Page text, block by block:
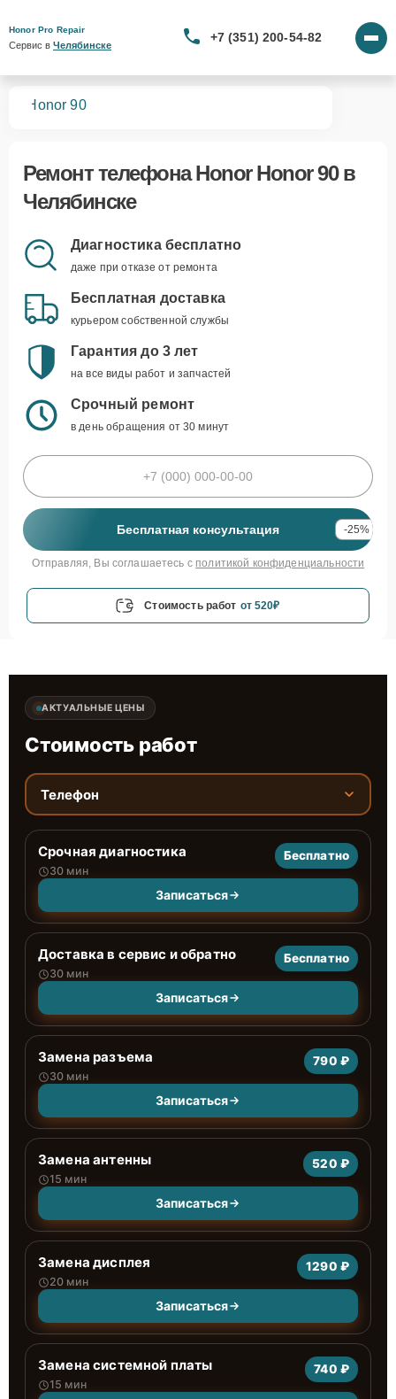
Honor Pro Repair
Сервис в Челябинске
+7 (351) 200-54-82
Honor 90
Ремонттелефона Honor Honor 90в
Челябинске
Диагностика бесплатно
даже при отказе от ремонта
Бесплатная доставка
курьером собственной службы
Гарантия до 3 лет
на все виды работ и запчастей
Срочный ремонт
в день обращения от 30 минут
Бесплатная консультация -25%
Отправляя, Вы соглашаетесь с политикой конфиденциальности
Стоимость работ от 520₽
АКТУАЛЬНЫЕ ЦЕНЫ
Стоимость работ
Телефон
Срочная диагностика
30 мин
Бесплатно
Записаться
Доставка в сервис и обратно
30 мин
Бесплатно
Записаться
Замена разъема
30 мин
790 ₽
Записаться
Замена антенны
15 мин
520 ₽
Записаться
Замена дисплея
20 мин
1290 ₽
Записаться
Замена системной платы
15 мин
740 ₽